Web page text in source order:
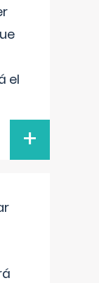
el
+